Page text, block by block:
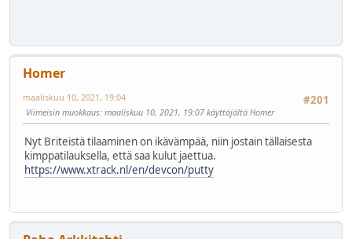
Homer
#201
maaliskuu 10, 2021, 19:04
Viimeisin muokkaus: maaliskuu 10, 2021, 19:07 käyttäjältä Homer
Nyt Briteistä tilaaminen on ikävämpää, niin jostain tällaisesta
kimppatilauksella, että saa kulut jaettua.
https://www.xtrack.nl/en/devcon/putty